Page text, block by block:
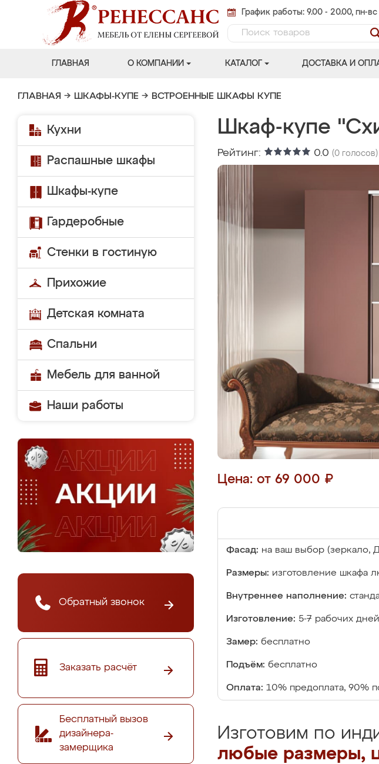
График работы: 9.00 - 20.00, пн-вс
ГЛАВНАЯ О КОМПАНИИ КАТАЛОГ ДОСТАВКА И
ГЛАВНАЯ → ШКАФЫ-КУПЕ → ВСТРОЕННЫЕ ШКАФЫ КУПЕ
Кухни
Распашные шкафы
Шкафы-купе
Гардеробные
Стенки в гостиную
Прихожие
Детская комната
Спальни
Мебель для ванной
Наши работы
Обратный звонок
Заказать расчёт
Бесплатный вызов
дизайнера-
замерщика
Шкаф-купе
Рейтинг: 0.0 (0 голосов)
Цена: от 69 000 ₽
Фасад: на ваш выбор (зеркало,
Размеры: изготовление шкафа
Внутреннее наполнение:
Изготовление: 5-7 рабочих дней
Замер: бесплатно
Подъём: бесплатно
Оплата: 10% предоплата, 90%
Изготовим по
любые размеры,